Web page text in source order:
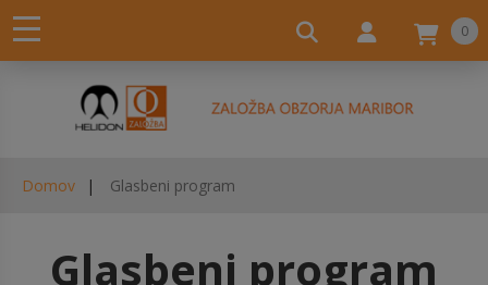
0
Domov Glasbeni program
Glasbeni program